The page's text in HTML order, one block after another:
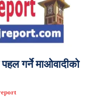
पहल गर्ने माओवादीको